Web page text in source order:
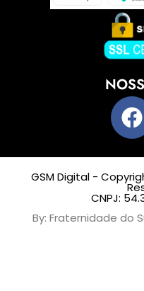
GSM Digital -
CNPJ:
By: Fraternidade do